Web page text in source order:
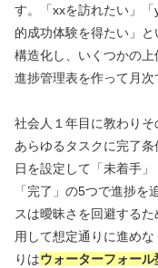
す。「xxを訪れたい」
的成功体験を得たい」
構造化し、いくつかの上
進捗管理表を作って月次
社会人１年目に教わりそ
あらゆるタスクに完了
日を設定して「未着手
「完了」の5つで進捗
スは曖昧さを回避する
用して想定通りに進め
りはウォーターフォー